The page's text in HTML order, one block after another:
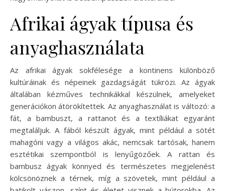
Afrikai ágyak típusa és
anyaghasználata
Az afrikai ágyak sokfélesége a kontinens különböző
kultúráinak és népeinek gazdagságát tükrözi. Az ágyak
általában kézműves technikákkal készülnek, amelyeket
generációkon átörökítettek. Az anyaghasználat is változó: a
fát, a bambuszt, a rattanot és a textíliákat egyaránt
megtaláljuk. A fából készült ágyak, mint például a sötét
mahagóni vagy a világos akác, nemcsak tartósak, hanem
esztétikai szempontból is lenyűgözőek. A rattan és
bambusz ágyak könnyed és természetes megjelenést
kölcsönöznek a térnek, míg a szövetek, mint például a